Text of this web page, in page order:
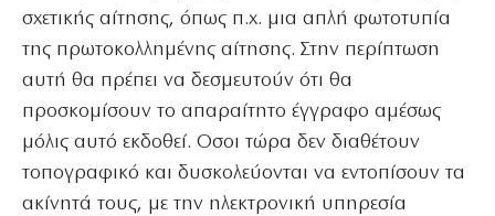
σχετικής αίτησης, όπως π.χ. μια απλή φωτοτυπία
της πρωτοκολλημένης αίτησης. Στην περίπτωση
αυτή θα πρέπει να δεσμευτούν ότι θα
προσκομίσουν το απαραίτητο έγγραφο αμέσως
μόλις αυτό εκδοθεί. Οσοι τώρα δεν διαθέτουν
τοπογραφικό και δυσκολεύονται να εντοπίσουν τα
ακίνητά τους, με την ηλεκτρονική υπηρεσία